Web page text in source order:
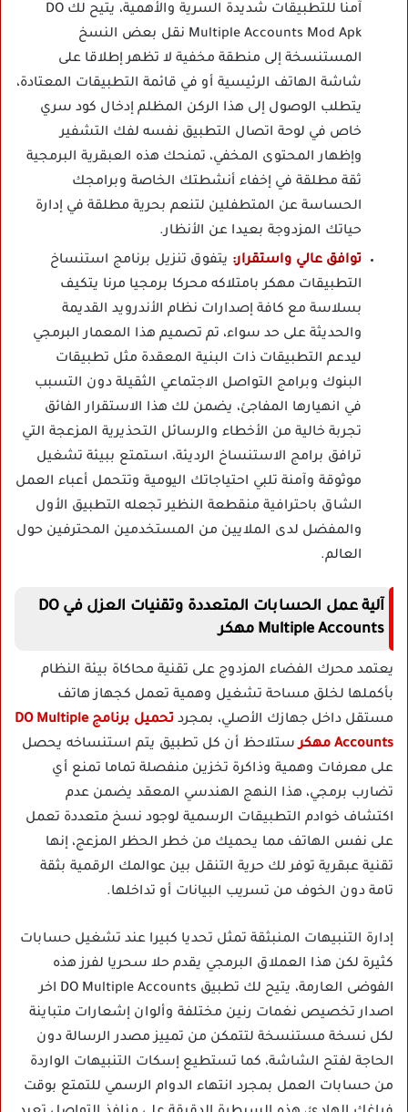
آمنا للتطبيقات شديدة السرية والأهمية، يتيح لك DO
Multiple Accounts Mod Apk نقل بعض النسخ
المستنسخة إلى منطقة مخفية لا تظهر إطلاقا على
شاشة الهاتف الرئيسية أو في قائمة التطبيقات المعتادة،
يتطلب الوصول إلى هذا الركن المظلم إدخال كود سري
خاص في لوحة اتصال التطبيق نفسه لفك التشفير
وإظهار المحتوى المخفي، تمنحك هذه العبقرية البرمجية
ثقة مطلقة في إخفاء أنشطتك الخاصة وبرامجك
الحساسة عن المتطفلين لتنعم بحرية مطلقة في إدارة
حياتك المزدوجة بعيدا عن الأنظار.
توافق عالي واستقرار: يتفوق تنزيل برنامج استنساخ
التطبيقات مهكر بامتلاكه محركا برمجيا مرنا يتكيف
بسلاسة مع كافة إصدارات نظام الأندرويد القديمة
والحديثة على حد سواء، تم تصميم هذا المعمار البرمجي
ليدعم التطبيقات ذات البنية المعقدة مثل تطبيقات
البنوك وبرامج التواصل الاجتماعي الثقيلة دون التسبب
في انهيارها المفاجئ، يضمن لك هذا الاستقرار الفائق
تجربة خالية من الأخطاء والرسائل التحذيرية المزعجة التي
ترافق برامج الاستنساخ الرديئة، استمتع ببيئة تشغيل
موثوقة وآمنة تلبي احتياجاتك اليومية وتتحمل أعباء العمل
الشاق باحترافية منقطعة النظير تجعله التطبيق الأول
والمفضل لدى الملايين من المستخدمين المحترفين حول
العالم.
آلية عمل الحسابات المتعددة وتقنيات العزل في DO
Multiple Accounts مهكر
يعتمد محرك الفضاء المزدوج على تقنية محاكاة بيئة النظام
بأكملها لخلق مساحة تشغيل وهمية تعمل كجهاز هاتف
مستقل داخل جهازك الأصلي، بمجرد
تحميل برنامج DO Multiple
Accounts مهكر
ستلاحظ أن كل تطبيق يتم استنساخه يحصل
على معرفات وهمية وذاكرة تخزين منفصلة تماما تمنع أي
تضارب برمجي، هذا النهج الهندسي المعقد يضمن عدم
اكتشاف خوادم التطبيقات الرسمية لوجود نسخ متعددة تعمل
على نفس الهاتف مما يحميك من خطر الحظر المزعج، إنها
تقنية عبقرية توفر لك حرية التنقل بين عوالمك الرقمية بثقة
تامة دون الخوف من تسريب البيانات أو تداخلها.
إدارة التنبيهات المنبثقة تمثل تحديا كبيرا عند تشغيل حسابات
كثيرة لكن هذا العملاق البرمجي يقدم حلا سحريا لفرز هذه
الفوضى العارمة، يتيح لك تطبيق DO Multiple Accounts اخر
اصدار تخصيص نغمات رنين مختلفة وألوان إشعارات متباينة
لكل نسخة مستنسخة لتتمكن من تمييز مصدر الرسالة دون
الحاجة لفتح الشاشة، كما تستطيع إسكات التنبيهات الواردة
من حسابات العمل بمجرد انتهاء الدوام الرسمي للتمتع بوقت